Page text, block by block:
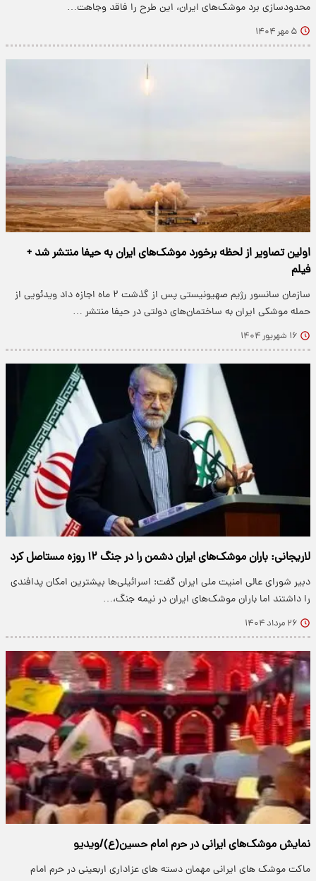
محدودسازی برد موشک‌های ایران، این طرح را فاقد وجاهت…
۵ مهر ۱۴۰۴
اولین تصاویر از لحظه برخورد موشک‌های ایران به حیفا منتشر شد +
فیلم
سازمان سانسور رژیم صهیونیستی پس از گذشت ۲ ماه اجازه داد ویدئویی از
حمله موشکی ایران به ساختمان‌های دولتی در حیفا منتشر …
۱۶ شهریور ۱۴۰۴
لاریجانی: باران موشک‌های ایران دشمن را در جنگ ۱۲ روزه مستاصل کرد
دبیر شورای عالی امنیت ملی ایران گفت: اسرائیلی‌ها بیشترین امکان پدافندی
را داشتند اما باران موشک‌های ایران در نیمه جنگ،…
۲۶ مرداد ۱۴۰۴
نمایش موشک‌های ایرانی در حرم امام حسین(ع)/ویدیو
ماکت موشک های ایرانی مهمان دسته های عزاداری اربعینی در حرم امام